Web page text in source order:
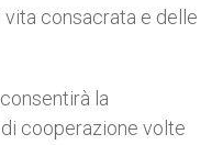
consacrata e delle
la
cooperazione volte